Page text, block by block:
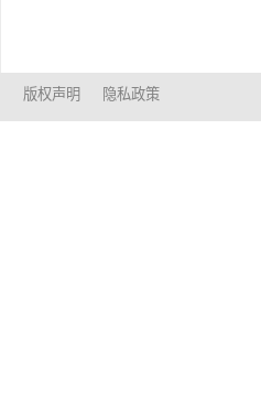
版权声明 隐私政策